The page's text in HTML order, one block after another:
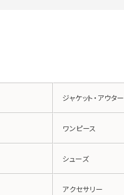
ジャケット・アウター
ワンピース
シューズ
アクセサリー